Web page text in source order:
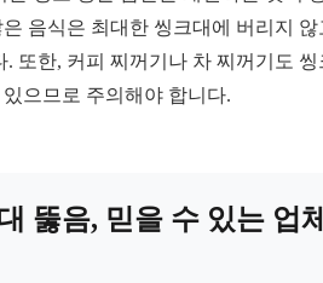
음식은 최대한 씽크대에 버리지 않
또한, 커피 찌꺼기나 차 찌꺼기도 씽
으므로 주의해야 합니다.
뚫음, 믿을 수 있는 업